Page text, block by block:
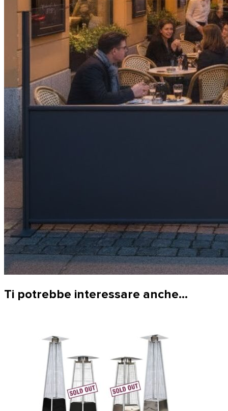
Ti potrebbe interessare anche…